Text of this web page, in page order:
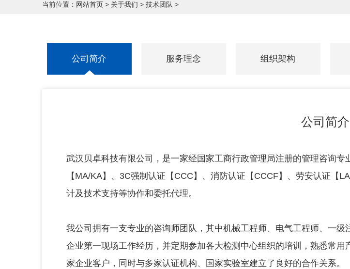
当前位置： 网站首页 > 关于我们 > 技术团队 >
公司简介 服务理念 组织架构
公司简介
武汉贝卓科技有限公司，是一家经国家工商行政管理局注册的管理咨询
【MA/KA】、3C强制认证【CCC】、消防认证【CCCF】、劳安认证【
计及技术支持等协作和委托代理。
我公司拥有一支专业的咨询师团队，其中机械工程师、电气工程师、一
企业第一现场工作经历，并定期参加各大检测中心组织的培训，熟悉常
家企业客户，同时与多家认证机构、国家实验室建立了良好的合作关系。